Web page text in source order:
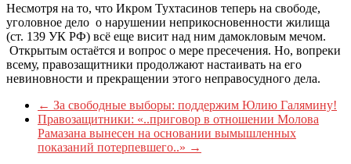
Несмотря на то, что Икром Тухтасинов теперь на свободе,
уголовное дело о нарушении неприкосновенности жилища
(ст. 139 УК РФ) всё еще висит над ним дамокловым мечом.
Открытым остаётся и вопрос о мере пресечения. Но, вопреки
всему, правозащитники продолжают настаивать на его
невиновности и прекращении этого неправосудного дела.
← За свободные выборы: поддержим Юлию Галямину!
Правозащитники: «..приговор в отношении Молова
Рамазана вынесен на основании вымышленных
показаний потерпевшего..» →